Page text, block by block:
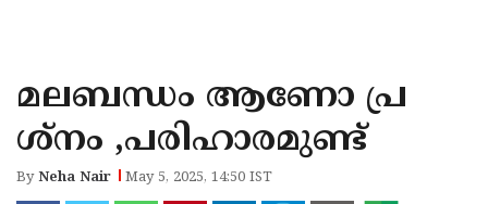
KANNUR
KASARAGOD
മലബന്ധം ആണോ പ്ര
ശ്നം ,പരിഹാരമുണ്ട്
ByNeha Nair May 5, 2025, 14:50 IST